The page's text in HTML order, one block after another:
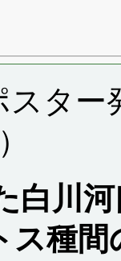
スタ
白川
ス種間